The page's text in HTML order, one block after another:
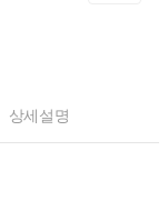
상세설명